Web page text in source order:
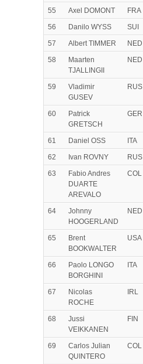
55
Axel DOMONT FRA
56
Danilo WYSS SUI
57
Albert TIMMER NED
58
Maarten
TJALLINGII
NED
59
Vladimir
GUSEV
RUS
60
Patrick
GRETSCH
GER
61 Daniel OSS ITA
62
Ivan ROVNY RUS
63
Fabio Andres
DUARTE
AREVALO
COL
64
Johnny
HOOGERLAND
NED
65
Brent
BOOKWALTER
USA
66
Paolo LONGO
BORGHINI
ITA
67
Nicolas
ROCHE
IRL
68
Jussi
VEIKKANEN
FIN
69
Carlos Julian
QUINTERO
COL